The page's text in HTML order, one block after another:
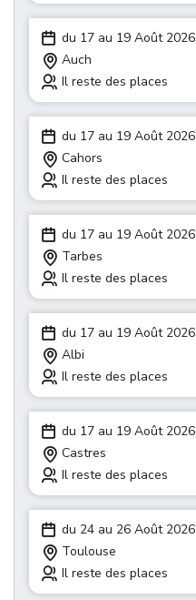
du 17 au 19 Août 2026
Auch
Il reste des places
du 17 au 19 Août 2026
Cahors
Il reste des places
du 17 au 19 Août 2026
Tarbes
Il reste des places
du 17 au 19 Août 2026
Albi
Il reste des places
du 17 au 19 Août 2026
Castres
Il reste des places
du 24 au 26 Août 2026
Toulouse
Il reste des places